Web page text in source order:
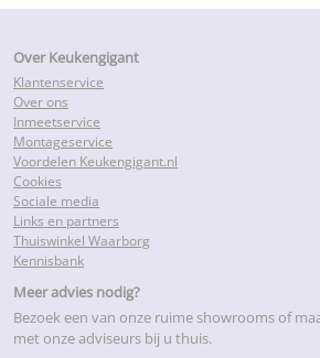
Over Keukengigant
Klantenservice
Over ons
Inmeetservice
Montageservice
Voordelen Keukengigant.nl
Cookies
Sociale media
Links en partners
Thuiswinkel Waarborg
Kennisbank
Meer advies nodig?
Bezoek een van onze ruime showrooms of
met onze adviseurs bij u thuis.